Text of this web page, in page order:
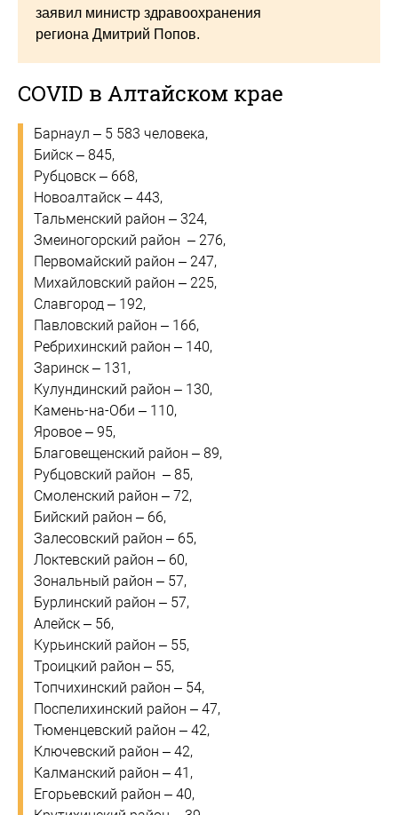
заявил министр здравоохранения
региона Дмитрий Попов.
COVID в Алтайском крае
Барнаул – 5 583 человека,
Бийск – 845,
Рубцовск – 668,
Новоалтайск – 443,
Тальменский район – 324,
Змеиногорский район – 276,
Первомайский район – 247,
Михайловский район – 225,
Славгород – 192,
Павловский район – 166,
Ребрихинский район – 140,
Заринск – 131,
Кулундинский район – 130,
Камень-на-Оби – 110,
Яровое – 95,
Благовещенский район – 89,
Рубцовский район – 85,
Смоленский район – 72,
Бийский район – 66,
Залесовский район – 65,
Локтевский район – 60,
Зональный район – 57,
Бурлинский район – 57,
Алейск – 56,
Курьинский район – 55,
Троицкий район – 55,
Топчихинский район – 54,
Поспелихинский район – 47,
Тюменцевский район – 42,
Ключевский район – 42,
Калманский район – 41,
Егорьевский район – 40,